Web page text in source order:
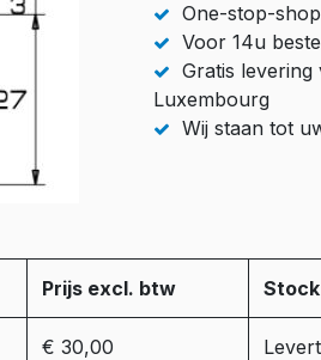
One-stop-
Voor 14u
Gratis levering
Luxembourg
Wij staan tot
Prijs excl. btw Stock
€ 30,00